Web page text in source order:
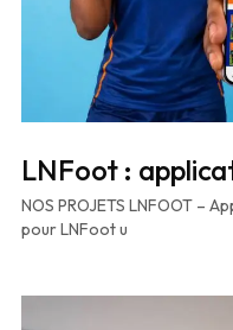
LNFoot :
NOS PROJETS LNFOOT –
pour LNFoot u